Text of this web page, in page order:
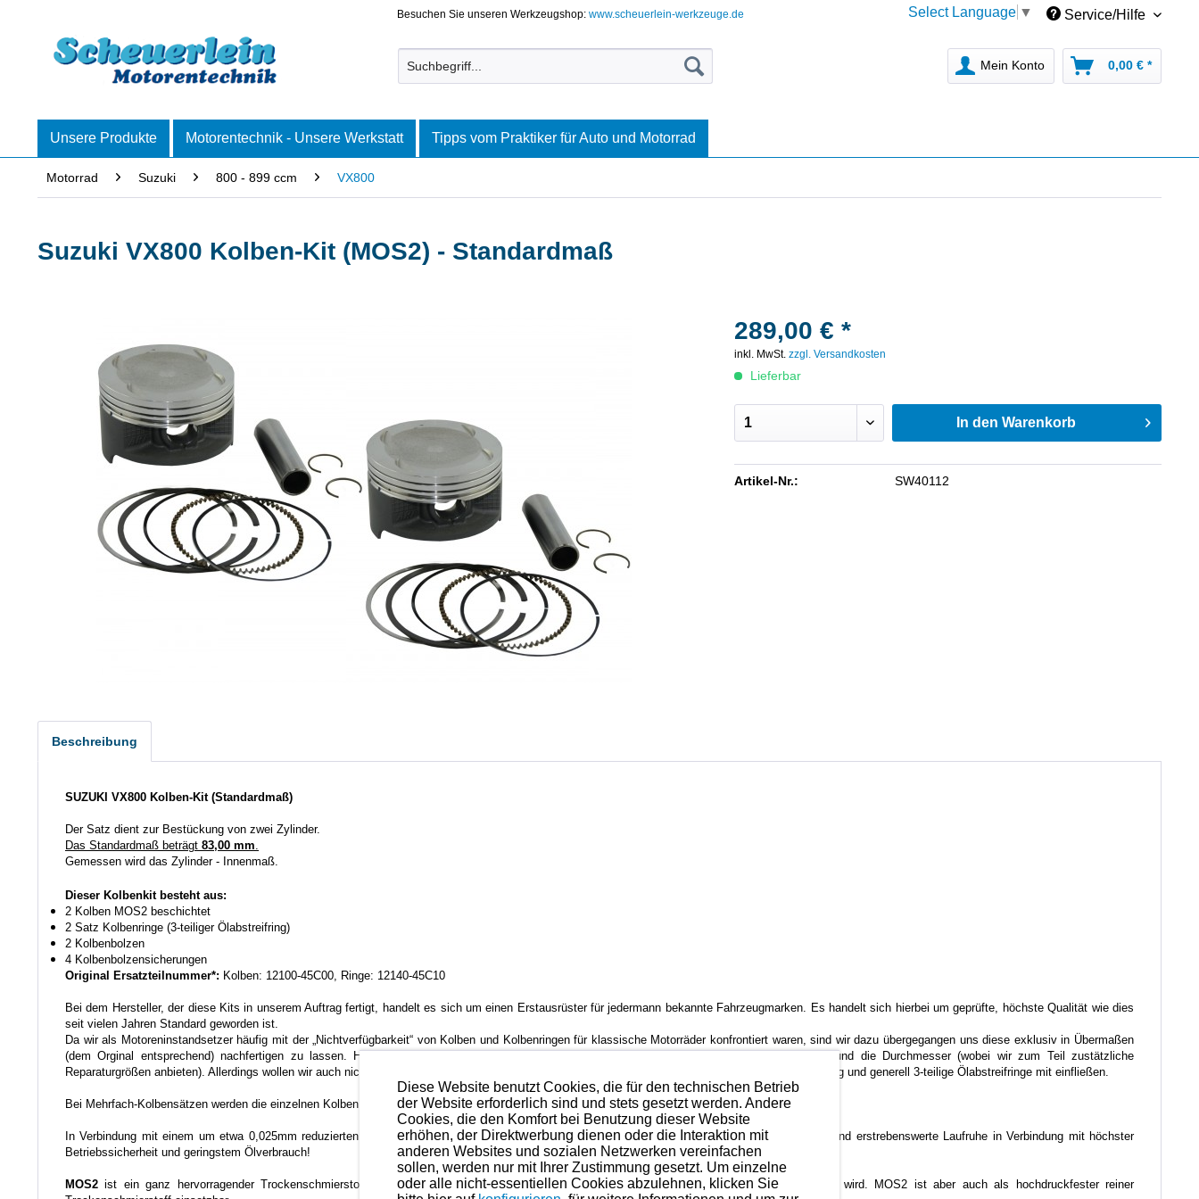
Besuchen Sie unseren Werkzeugshop:www.scheuerlein-werkzeuge.de Select Language ▼ Service/Hilfe
Mein Konto 0,00 € *
Unsere Produkte Motorentechnik - Unsere Werkstatt Tipps vom Praktiker für Auto und Motorrad
Motorrad Suzuki 800 - 899 ccm VX800
Suzuki VX800 Kolben-Kit (MOS2) - Standardmaß
289,00 € *
inkl. MwSt.zzgl. Versandkosten
Lieferbar
In den Warenkorb
Artikel-Nr.: SW40112
Beschreibung
SUZUKI VX800 Kolben-Kit (Standardmaß)
Der Satz dient zur Bestückung von zwei Zylinder.
Das Standardmaß beträgt 83,00 mm.
Gemessen wird das Zylinder - Innenmaß.
Dieser Kolbenkit besteht aus:
2 Kolben MOS2 beschichtet
2 Satz Kolbenringe (3-teiliger Ölabstreifring)
2 Kolbenbolzen
4 Kolbenbolzensicherungen
Original Ersatzteilnummer*: Kolben: 12100-45C00, Ringe: 12140-45C10
Bei dem Hersteller, der diese Kits in unserem Auftrag fertigt, handelt es sich um einen Erstausrüster für jedermann bekannte Fahrzeugmarken. Es handelt sich hierbei um geprüfte, höchste Qualität wie dies
seit vielen Jahren Standard geworden ist.
Da wir als Motoreninstandsetzer häufig mit der „Nichtverfügbarkeit“ von Kolben und Kolbenringen für klassische Motorräder konfrontiert waren, sind wir dazu übergegangen uns diese exklusiv in Übermaßen
(dem Orginal entsprechend) nachfertigen zu lassen. Hierbei legen wir Wert auf den Ursprung. Das beinhaltet das Material, die Verdichtung und die Durchmesser (wobei wir zum Teil zustätzliche
Reparaturgrößen anbieten). Allerdings wollen wir auch nicht technisch stehen bleiben und lassen Fortschritte wie zum Beispiel die MOS2-Beschichtung und generell 3-teilige Ölabstreifringe mit einfließen.
Bei Mehrfach-Kolbensätzen werden die einzelnen Kolben auf eine minimale Gewichtstoleranz verwogen auf unterhalb von 0,2 Gramm.
In Verbindung mit einem um etwa 0,025mm reduzierten Einbauspiel (durch die MOS2-Beschichtung möglich) ergibt sich damit die bestmögliche und erstrebenswerte Laufruhe in Verbindung mit höchster
Betriebssicherheit und geringstem Ölverbrauch!
MOS2 ist ein ganz hervorragender Trockenschmierstoff der auch Ölen als Schmierstoffverbesserer und für Notlaufeigenschaften beigemischt wird. MOS2 ist aber auch als hochdruckfester reiner
Diese Website benutzt Cookies, die für den technischen Betrieb
der Website erforderlich sind und stets gesetzt werden. Andere
Cookies, die den Komfort bei Benutzung dieser Website
erhöhen, der Direktwerbung dienen oder die Interaktion mit
anderen Websites und sozialen Netzwerken vereinfachen
sollen, werden nur mit Ihrer Zustimmung gesetzt. Um einzelne
oder alle nicht-essentiellen Cookies abzulehnen, klicken Sie